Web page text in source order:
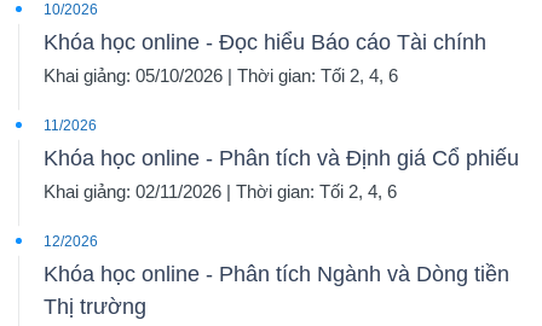
10/2026
Khóa học online - Đọc hiểu Báo cáo Tài chính
Khai giảng: 05/10/2026 | Thời gian: Tối 2, 4, 6
11/2026
Khóa học online - Phân tích và Định giá Cổ phiếu
Khai giảng: 02/11/2026 | Thời gian: Tối 2, 4, 6
12/2026
Khóa học online - Phân tích Ngành và Dòng tiền
Thị trường